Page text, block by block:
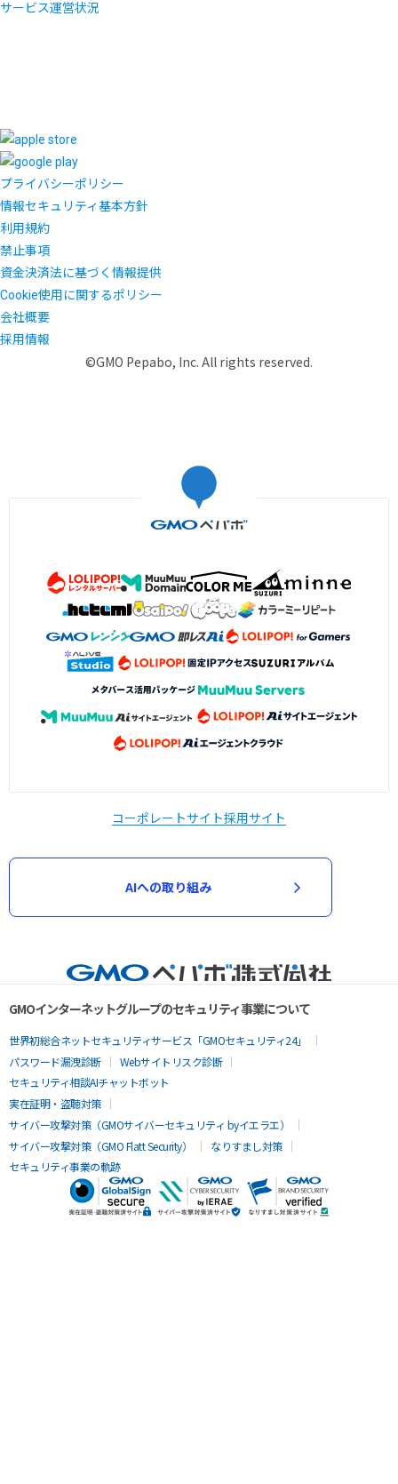
サービス運営状況
プライバシーポリシー
情報セキュリティ基本方針
利用規約
禁止事項
資金決済法に基づく情報提供
Cookie使用に関するポリシー
会社概要
採用情報
©GMO Pepabo, Inc. All rights reserved.
コーポレートサイト採用サイト
AIへの取り組み
GMOインターネットグループのセキュリティ事業について
世界初総合ネットセキュリティサービス「GMOセキュリティ24」
パスワード漏洩診断
Webサイトリスク診断
セキュリティ相談AIチャットボット
実在証明・盗聴対策
サイバー攻撃対策（GMOサイバーセキュリティ byイエラエ）
サイバー攻撃対策（GMO Flatt Security）
なりすまし対策
セキュリティ事業の軌跡